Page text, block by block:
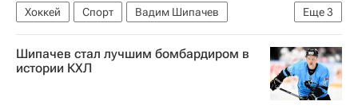
Еще3
Хоккей Спорт
Вадим Шипачев
Роман Ротенберг
СКА (Санкт-Петербург)
Динамо (Минск)
Шипачев стал лучшим бомбардиром в
истории КХЛ